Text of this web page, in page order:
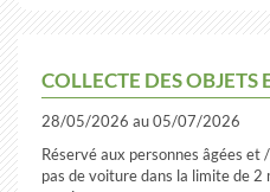
COLLECTE DES
28/05/2026 au 05/07/2026
Réservé aux personnes âgées et
pas de voiture dans la limite de